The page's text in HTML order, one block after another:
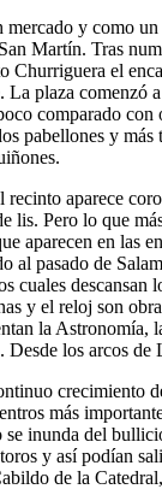
y como
Martín. Tras
Churriguera el
La plaza comenzó
comparado
pabellones y
recinto aparece
lis. Pero lo que
aparecen en las
al pasado de
cuales descansan
y el reloj son
la Astronomía,
Desde los arcos de
crecimiento
más
se inunda del
y así podían
de la